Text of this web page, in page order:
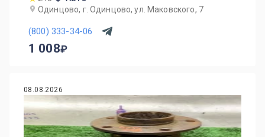
Одинцово, г. Одинцово, ул. Маковского, 7
(800) 333-34-06
1 008
08.08.2026